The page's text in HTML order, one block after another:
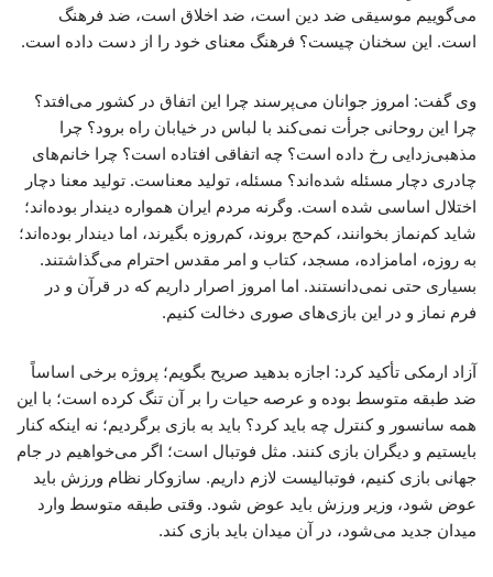
می‌گوییم موسیقی ضد دین است، ضد اخلاق است، ضد فرهنگ
است. این سخنان چیست؟ فرهنگ معنای خود را از دست داده است.
وی گفت: امروز جوانان می‌پرسند چرا این اتفاق در کشور می‌افتد؟
چرا این روحانی جرأت نمی‌کند با لباس در خیابان راه برود؟ چرا
مذهبی‌زدایی رخ داده است؟ چه اتفاقی افتاده است؟ چرا خانم‌های
چادری دچار مسئله شده‌اند؟ مسئله، تولید معناست. تولید معنا دچار
اختلال اساسی شده است. وگرنه مردم ایران همواره دیندار بوده‌اند؛
شاید کم‌نماز بخوانند، کم‌حج بروند، کم‌روزه بگیرند، اما دیندار بوده‌اند؛
به روزه، امامزاده، مسجد، کتاب و امر مقدس احترام می‌گذاشتند.
بسیاری حتی نمی‌دانستند. اما امروز اصرار داریم که در قرآن و در
فرم نماز و در این بازی‌های صوری دخالت کنیم.
آزاد ارمکی تأکید کرد: اجازه بدهید صریح بگویم؛ پروژه برخی اساساً
ضد طبقه متوسط بوده و عرصه حیات را بر آن تنگ کرده است؛ با این
همه سانسور و کنترل چه باید کرد؟ باید به بازی برگردیم؛ نه اینکه کنار
بایستیم و دیگران بازی کنند. مثل فوتبال است؛ اگر می‌خواهیم در جام
جهانی بازی کنیم، فوتبالیست لازم داریم. سازوکار نظام ورزش باید
عوض شود، وزیر ورزش باید عوض شود. وقتی طبقه متوسط وارد
میدان جدید می‌شود، در آن میدان باید بازی کند.